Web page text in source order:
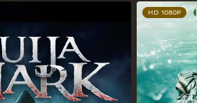
HD 1080P